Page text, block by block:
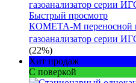
Быстрый просмотр
КОМЕТА-М переносной
газоанализатор серии
(22%)
Хит продаж
С поверкой